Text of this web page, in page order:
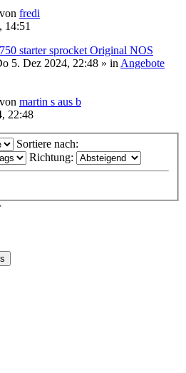
von fredi
14:51
starter sprocket Original NOS
5. Dez 2024, 22:48 » in Angebote
von martin s aus b
22:48
Sortiere nach:
Richtung: